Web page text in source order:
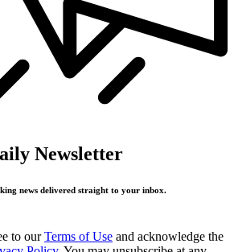
Newsletter
news delivered straight to your inbox.
to ourTerms of Use and acknowledge the